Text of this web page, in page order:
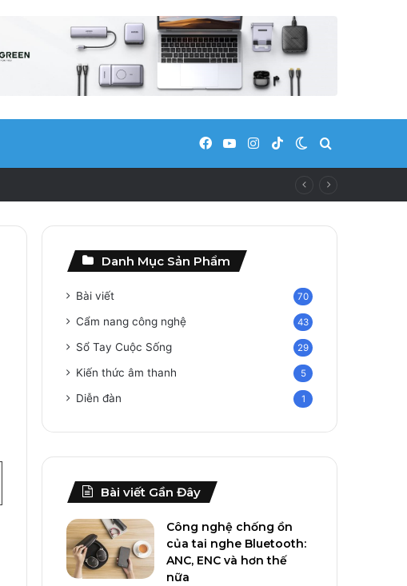
Facebook
YouTubeInstagram
TikTokSwitch skin
Danh Mục Sản Phẩm
Bài viết 70
Cẩm nang công nghệ 43
Sổ Tay Cuộc Sống 29
Kiến thức âm thanh 5
Diễn đàn 1
Bài viết Gần Đây
Công nghệ chống ồn
của tai nghe Bluetooth:
ANC, ENC và hơn thế
nữa